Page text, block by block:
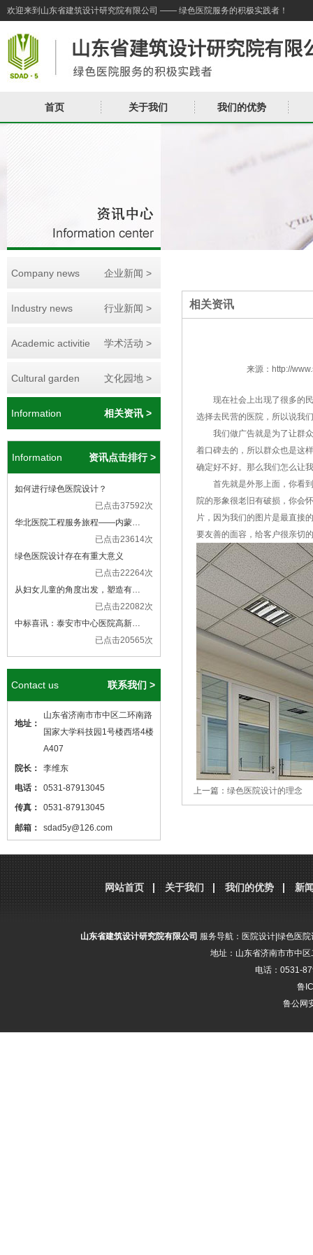
欢迎来到山东省建筑设计研究院有限公司 —— 绿色医院服务的积极实践者！
首页 关于我们 我们的优势
企业新闻 >
Company news
行业新闻 >
Industry news
学术活动 >
Academic activitie
文化园地 >
Cultural garden
相关资讯 >
Information
Information 资讯点击排行 >
如何进行绿色医院设计？
已点击37592次
华北医院工程服务旅程——内蒙…
已点击23614次
绿色医院设计存在有重大意义
已点击22264次
从妇女儿童的角度出发，塑造有…
已点击22082次
中标喜讯：泰安市中心医院高新…
已点击20565次
Contact us 联系我们 >
地址：
山东省济南市市中区二环南路
国家大学科技园1号楼西塔4楼
A407
院长：
李维东
电话：
0531-87913045
传真：
0531-87913045
邮箱：
sdad5y@126.com
设计 ，本站网址
http://www.sdjzsj5y.com
，转载请标明出处！
相关资讯
来源：http://
现在社会上出现了很多的
选择去民营的医院，所以说我
我们做广告就是为了让群
着口碑去的，所以群众也是这
确定好不好。那么我们怎么让
首先就是外形上面，你看
院的形象很老旧有破损，你会
片，因为我们的图片是最直接
要友善的面容，给客户很亲切
上一篇： 绿色医院设计的理念
网站首页 关于我们 我们的优势 新
山东省建筑设计研究院有限公司 服务导航： 医院设计 绿色医院
地址：山东省济南市市中
电话：0531-
鲁
鲁公网